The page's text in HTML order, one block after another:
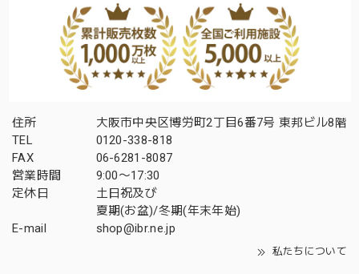
住所
大阪市中央区博労町2丁目6番7号 東邦ビル8階
TEL
0120-338-818
FAX
06-6281-8087
営業時間
9:00〜17:30
定休日
土日祝及び
夏期(お盆)/冬期(年末年始)
E-mail
shop@ibr.ne.jp
私たちについて